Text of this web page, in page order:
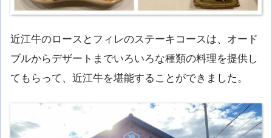
近江牛のロースとフィレのステーキコースは、オード
ブルからデザートまでいろいろな種類の料理を提供し
てもらって、近江牛を堪能することができました。